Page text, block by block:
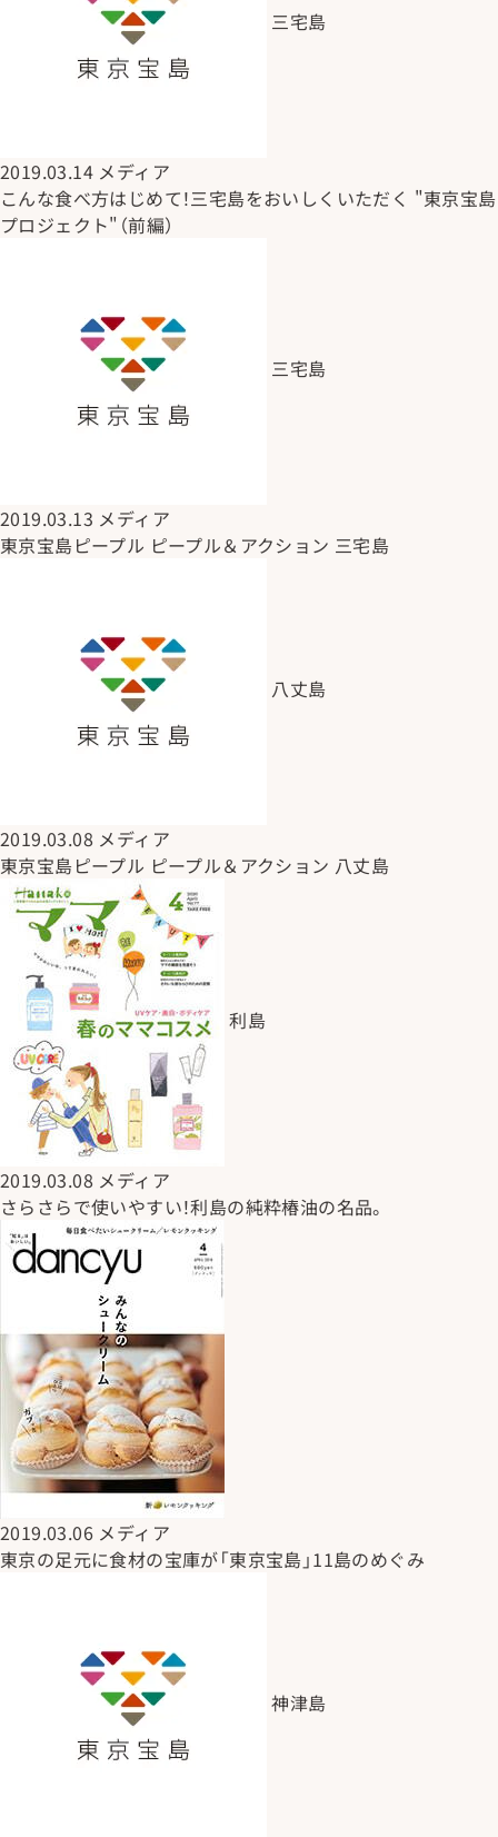
三宅島
2019.03.14 メディア
こんな食べ方はじめて！三宅島をおいしくいただく "東京宝島
プロジェクト"（前編）
三宅島
2019.03.13 メディア
東京宝島ピープル ピープル＆アクション 三宅島
八丈島
2019.03.08 メディア
東京宝島ピープル ピープル＆アクション 八丈島
利島
2019.03.08 メディア
さらさらで使いやすい！利島の純粋椿油の名品。
2019.03.06 メディア
東京の足元に食材の宝庫が「東京宝島」11島のめぐみ
神津島